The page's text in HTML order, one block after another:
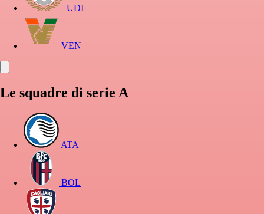
UDI
VEN
Le squadre di serie A
ATA
BOL